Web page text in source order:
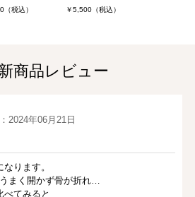
（税込） ￥5,500（税込）
商品レビュー
2024年06月21日
ります。
まく開かず骨が折れ…
べてみると